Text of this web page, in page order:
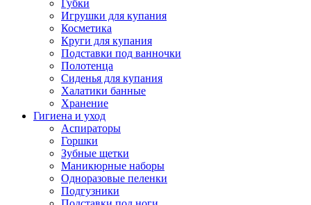
Губки
Игрушки для купания
Косметика
Круги для купания
Подставки под ванночки
Полотенца
Сиденья для купания
Халатики банные
Хранение
Гигиена и уход
Аспираторы
Горшки
Зубные щетки
Маникюрные наборы
Одноразовые пеленки
Подгузники